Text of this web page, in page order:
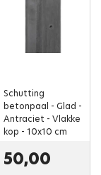
Schutting
betonpaal - Glad -
Antraciet - Vlakke
kop - 10x10 cm
50,00